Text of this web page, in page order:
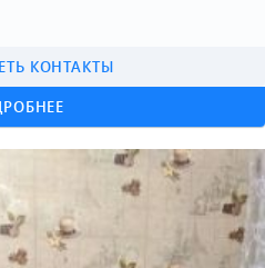
КОНТАКТЫ